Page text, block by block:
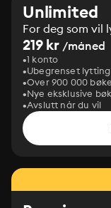
Unlimited
For deg som vil
219 kr /måned
1 konto
Ubegrenset lytting
Over 900 000
Nye eksklusive
Avslutt når du vil